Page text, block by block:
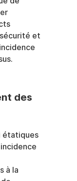
et
des
étatiques
à la